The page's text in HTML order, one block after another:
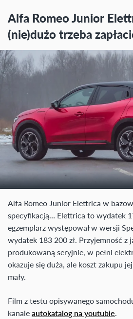
Alfa Romeo Junior
(nie)dużo trzeba
Alfa Romeo Junior Elettrica w
specyfikacją… Elettrica to wydatek
egzemplarz występował w wersji
wydatek 183 200 zł. Przyjemność z
produkowaną seryjnie, w pełni
okazuje się duża, ale koszt zakupu
mały.
Film z testu opisywanego
kanaleautokatalog na youtubie.